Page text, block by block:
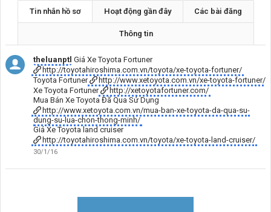
Tin nhắn hồ sơ Hoạt động gần đây Các bài đăng
Thông tin
theluanptl Giá Xe Toyota Fortuner
http://toyotahiroshima.com.vn/toyota/xe-toyota-fortuner/
Toyota Fortuner
http://www.xetoyota.com.vn/xe-toyota-fortuner/
Xe Toyota Fortuner
http://xetoyotafortuner.com/
Mua Bán Xe Toyota Đã Qua Sử Dụng
http://www.xetoyota.com.vn/mua-ban-xe-toyota-da-qua-su-
dung-su-lua-chon-thong-minh/
Giá Xe Toyota land cruiser
http://toyotahiroshima.com.vn/toyota/xe-toyota-land-cruiser/
30/1/16